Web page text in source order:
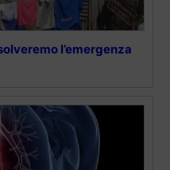
l’emergenza